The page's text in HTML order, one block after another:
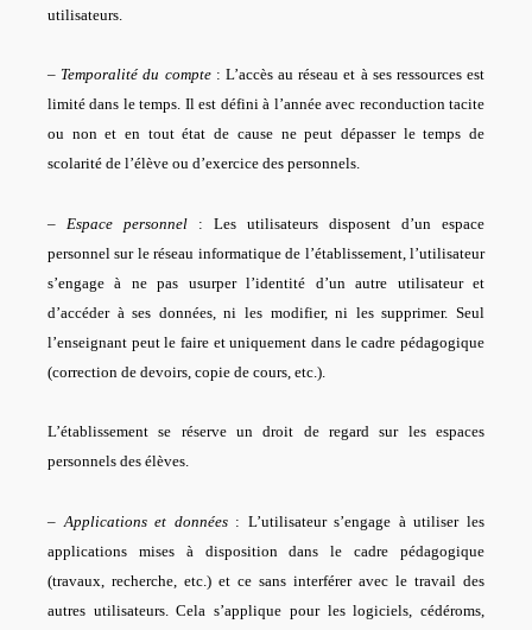
utilisateurs.
– Temporalité du compte: L’accès au réseau et à ses ressources est
limité dans le temps. Il est défini à l’année avec reconduction tacite
ou non et en tout état de cause ne peut dépasser le temps de
scolarité de l’élève ou d’exercice des personnels.
– Espace personnel : Les utilisateurs disposent d’un espace
personnel sur le réseau informatique de l’établissement, l’utilisateur
s’engage à ne pas usurper l’identité d’un autre utilisateur et
d’accéder à ses données, ni les modifier, ni les supprimer. Seul
l’enseignant peut le faire et uniquement dans le cadre pédagogique
(correction de devoirs, copie de cours, etc.).
L’établissement se réserve un droit de regard sur les espaces
personnels des élèves.
–Applications et données: L’utilisateur s’engage à utiliser les
applications mises à disposition dans le cadre pédagogique
(travaux, recherche, etc.) et ce sans interférer avec le travail des
autres utilisateurs. Cela s’applique pour les logiciels, cédéroms,